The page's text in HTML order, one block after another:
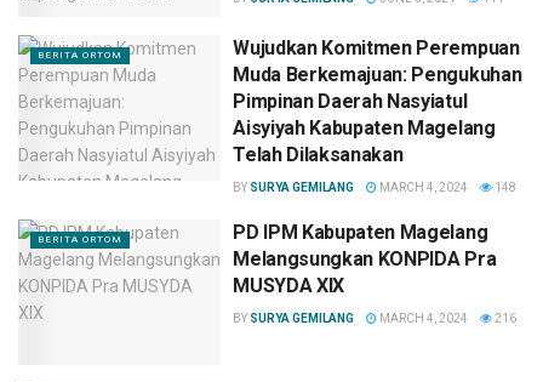
BERITA ORTOM
Wujudkan Komitmen Perempuan
Muda Berkemajuan: Pengukuhan
Pimpinan Daerah Nasyiatul
Aisyiyah Kabupaten Magelang
Telah Dilaksanakan
BY SURYA GEMILANG MARCH 4, 2024 148
BERITA ORTOM
PD IPM Kabupaten Magelang
Melangsungkan KONPIDA Pra
MUSYDA XIX
BY SURYA GEMILANG MARCH 4, 2024 216